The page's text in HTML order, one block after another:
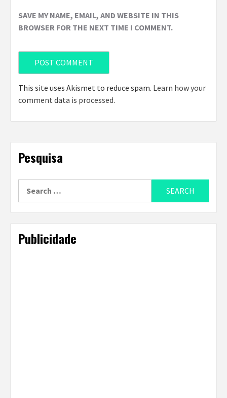
SAVE MY NAME, EMAIL, AND WEBSITE IN THIS
BROWSER FOR THE NEXT TIME I COMMENT.
This site uses Akismet to reduce spam. Learn how your
comment data is processed.
Pesquisa
for:
Publicidade